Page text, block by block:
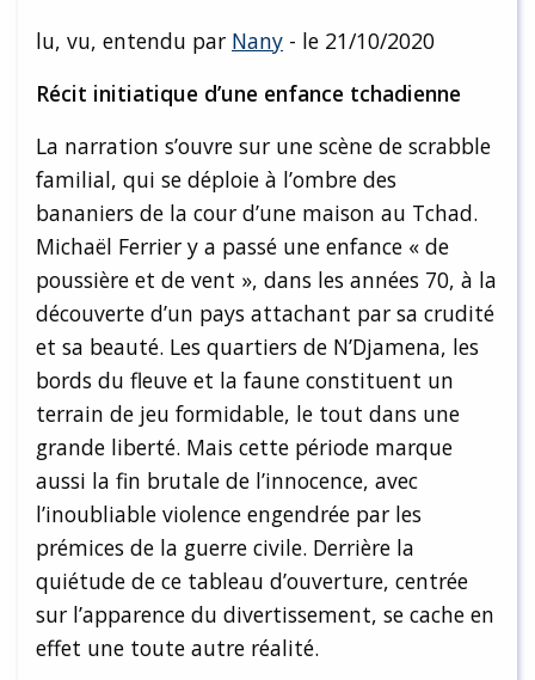
lu, vu, entendu par Nany - le 21/10/2020
Récit initiatique d’une enfance tchadienne
La narration s’ouvre sur une scène de scrabble
familial, qui se déploie à l’ombre des
bananiers de la cour d’une maison au Tchad.
Michaël Ferrier y a passé une enfance « de
poussière et de vent », dans les années 70, à la
découverte d’un pays attachant par sa crudité
et sa beauté. Les quartiers de N’Djamena, les
bords du fleuve et la faune constituent un
terrain de jeu formidable, le tout dans une
grande liberté. Mais cette période marque
aussi la fin brutale de l’innocence, avec
l’inoubliable violence engendrée par les
prémices de la guerre civile. Derrière la
quiétude de ce tableau d’ouverture, centrée
sur l’apparence du divertissement, se cache en
effet une toute autre réalité.